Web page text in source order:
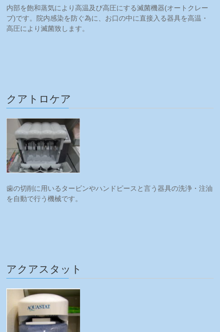
内部を飽和蒸気により高温及び高圧にする滅菌機器(オートクレー
ブ)です。院内感染を防ぐ為に、お口の中に直接入る器具を高温・
高圧により滅菌致します。
クアトロケア
歯の切削に用いるタービンやハンドピースと言う器具の洗浄・注油
を自動で行う機械です。
アクアスタット